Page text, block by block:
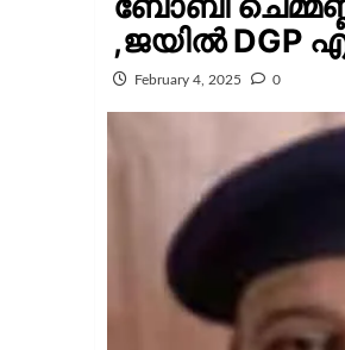
,ജയിൽ DGP
February 4, 2025 0